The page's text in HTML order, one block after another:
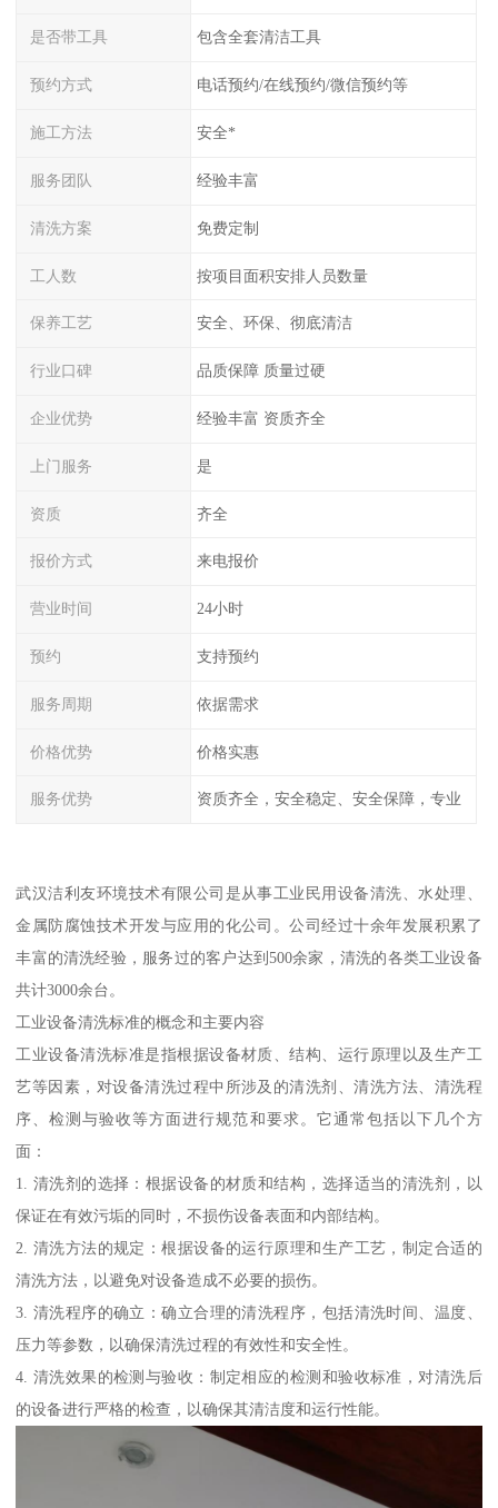
是否带工具 包含全套清洁工具
预约方式 电话预约/在线预约/微信预约等
施工方法 安全*
服务团队 经验丰富
清洗方案 免费定制
工人数 按项目面积安排人员数量
保养工艺 安全、环保、彻底清洁
行业口碑 品质保障 质量过硬
企业优势 经验丰富 资质齐全
上门服务 是
资质 齐全
报价方式 来电报价
营业时间 24小时
预约 支持预约
服务周期 依据需求
价格优势 价格实惠
服务优势 资质齐全，安全稳定、安全保障，专业
武汉洁利友环境技术有限公司是从事工业民用设备清洗、水处理、
金属防腐蚀技术开发与应用的化公司。公司经过十余年发展积累了
丰富的清洗经验，服务过的客户达到500余家，清洗的各类工业设备
共计3000余台。
工业设备清洗标准的概念和主要内容
工业设备清洗标准是指根据设备材质、结构、运行原理以及生产工
艺等因素，对设备清洗过程中所涉及的清洗剂、清洗方法、清洗程
序、检测与验收等方面进行规范和要求。它通常包括以下几个方
面：
1. 清洗剂的选择：根据设备的材质和结构，选择适当的清洗剂，以
保证在有效污垢的同时，不损伤设备表面和内部结构。
2. 清洗方法的规定：根据设备的运行原理和生产工艺，制定合适的
清洗方法，以避免对设备造成不必要的损伤。
3. 清洗程序的确立：确立合理的清洗程序，包括清洗时间、温度、
压力等参数，以确保清洗过程的有效性和安全性。
4. 清洗效果的检测与验收：制定相应的检测和验收标准，对清洗后
的设备进行严格的检查，以确保其清洁度和运行性能。